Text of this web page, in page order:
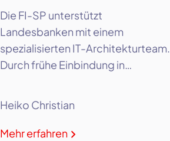
Die FI-SP unterstützt
Landesbanken mit einem
spezialisierten IT-Architekturteam.
Durch frühe Einbindung in…
Heiko Christian
Mehr erfahren